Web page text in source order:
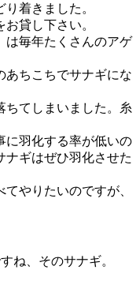
着きました。
貸し下さい。
毎年たくさんのアゲ
ちこちでサナギにな
てしまいました。糸
に羽化する率が低いの
ギはぜひ羽化させた
やりたいのですが、
ね、そのサナギ。